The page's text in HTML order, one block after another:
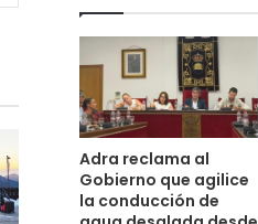
Adra reclama al
Gobierno que agilice
la conducción de